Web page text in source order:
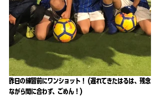
昨日の練習前にワンショット！ (遅れてきたはるは、残念
ながら間に合わず、ごめん！)